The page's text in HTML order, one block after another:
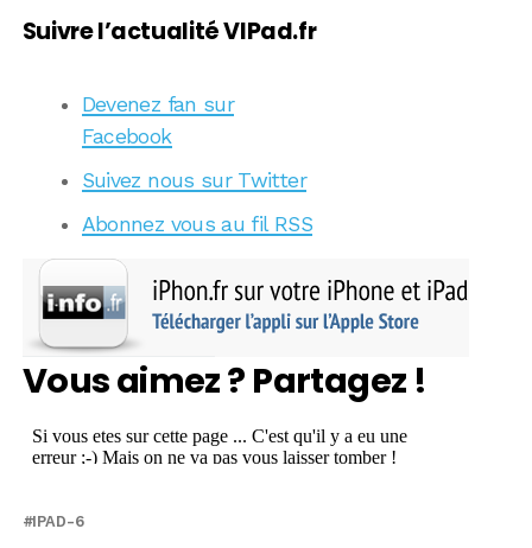
Suivre l’actualité VIPad.fr
Devenez fan sur
Facebook
Suivez nous sur Twitter
Abonnez vous au fil RSS
Vous aimez ? Partagez !
IPAD-6